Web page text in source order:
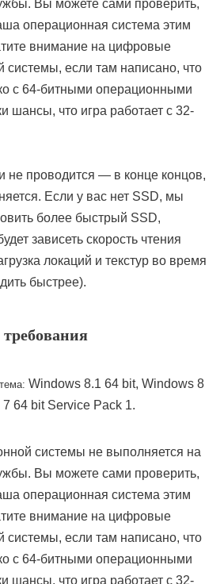
Вы можете сами проверить,
операционная система этим
внимание на цифровые
системы, если там написано, что
с 64-битными операционными
шансы, что игра работает с 32-
не проводится — в конце концов,
Если у вас нет SSD, мы
более быстрый SSD,
зависеть скорость чтения
локаций и текстур во время
быстрее).
Windows 8.1 64 bit, Windows 8
64 bit Service Pack 1.
системы не выполняется на
Вы можете сами проверить,
операционная система этим
внимание на цифровые
системы, если там написано, что
с 64-битными операционными
шансы, что игра работает с 32-